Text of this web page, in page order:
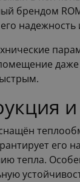
брендом
надежность
его
тепла.